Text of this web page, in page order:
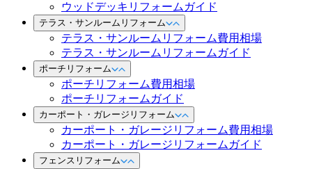
ウッドデッキリフォームガイド
テラス・サンルームリフォーム
テラス・サンルームリフォーム費用相場
テラス・サンルームリフォームガイド
ポーチリフォーム
ポーチリフォーム費用相場
ポーチリフォームガイド
カーポート・ガレージリフォーム
カーポート・ガレージリフォーム費用相場
カーポート・ガレージリフォームガイド
フェンスリフォーム